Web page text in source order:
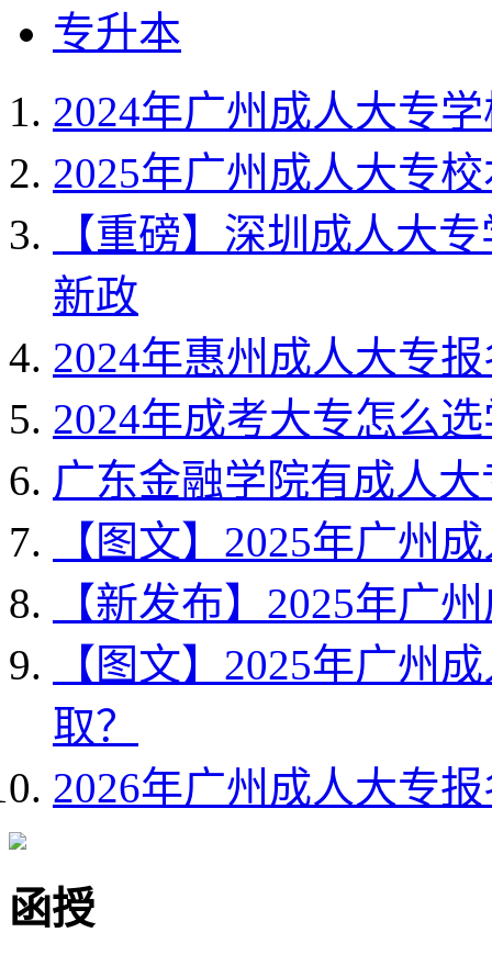
专升本
2024年广州成人大专
2025年广州成人大专
【重磅】深圳成人大
新政
2024年惠州成人大专
2024年成考大专怎么
广东金融学院有成人
【图文】2025年广州
【新发布】2025年广
【图文】2025年广州
取？
2026年广州成人大专
函授